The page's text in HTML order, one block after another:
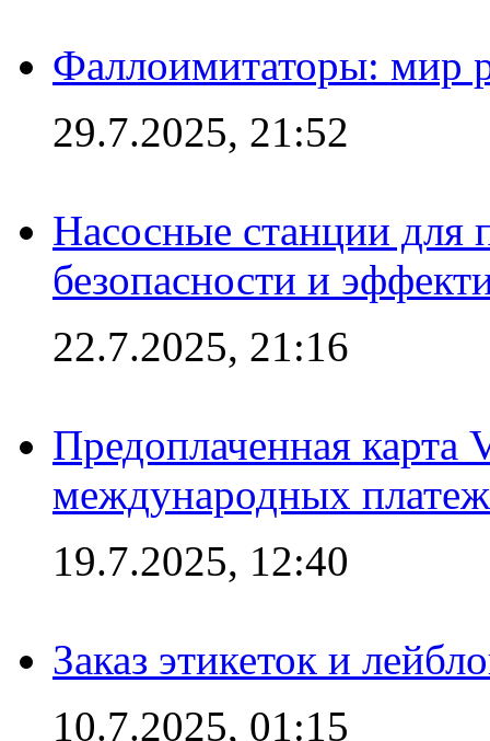
Фаллоимитаторы: мир
29.7.2025, 21:52
Насосные станции для
безопасности и
22.7.2025, 21:16
Предоплаченная карта
международных
19.7.2025, 12:40
Заказ этикеток и
10.7.2025, 01:15